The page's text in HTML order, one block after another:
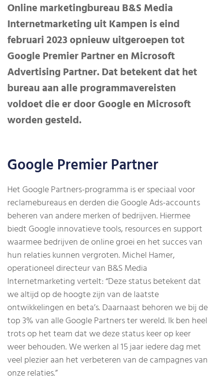
Online marketingbureau B&S Media
Internetmarketing uit Kampen is eind
februari 2023 opnieuw uitgeroepen tot
Google Premier Partner en Microsoft
Advertising Partner. Dat betekent dat het
bureau aan alle programmavereisten
voldoet die er door Google en Microsoft
worden gesteld.
Google Premier Partner
Het Google Partners-programma is er speciaal voor
reclamebureaus en derden die Google Ads-accounts
beheren van andere merken of bedrijven. Hiermee
biedt Google innovatieve tools, resources en support
waarmee bedrijven de online groei en het succes van
hun relaties kunnen vergroten. Michel Hamer,
operationeel directeur van B&S Media
Internetmarketing vertelt: “Deze status betekent dat
we altijd op de hoogte zijn van de laatste
ontwikkelingen en beta’s. Daarnaast behoren we bij de
top 3% van alle Google Partners ter wereld. Ik ben heel
trots op het team dat we deze status keer op keer
weer behouden. We werken al 15 jaar iedere dag met
veel plezier aan het verbeteren van de campagnes van
onze relaties.”